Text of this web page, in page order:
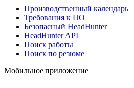
Производственный календарь
Требования к ПО
Безопасный HeadHunter
HeadHunter API
Поиск работы
Поиск по резюме
Мобильное приложение